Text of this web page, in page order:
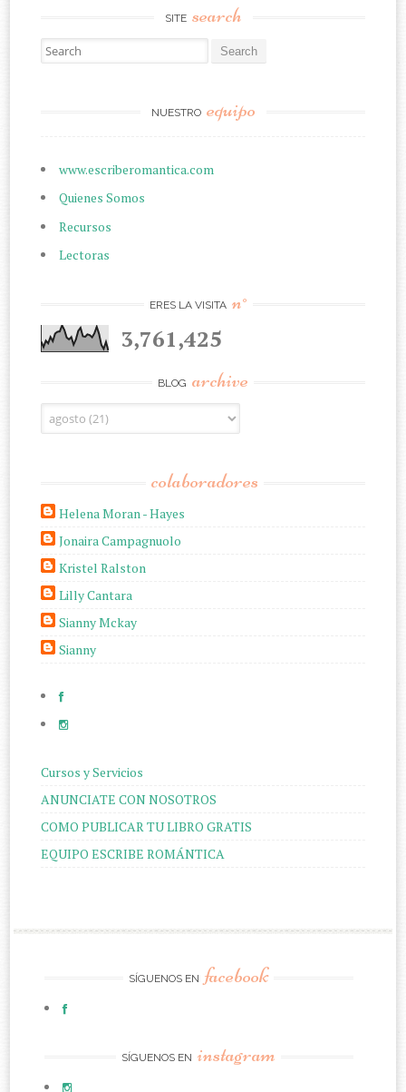
SITE search
Search for:
NUESTRO equipo
www.escriberomantica.com
Quienes Somos
Recursos
Lectoras
ERES LA VISITA n°
3,761,425
BLOG archive
colaboradores
Helena Moran - Hayes
Jonaira Campagnuolo
Kristel Ralston
Lilly Cantara
Sianny Mckay
Sianny
Cursos y Servicios
ANUNCIATE CON NOSOTROS
COMO PUBLICAR TU LIBRO GRATIS
EQUIPO ESCRIBE ROMÁNTICA
SÍGUENOS EN facebook
SÍGUENOS EN instagram